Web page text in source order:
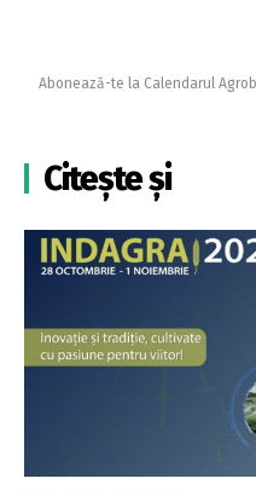
Abonează-te la Calendarul
Citește și